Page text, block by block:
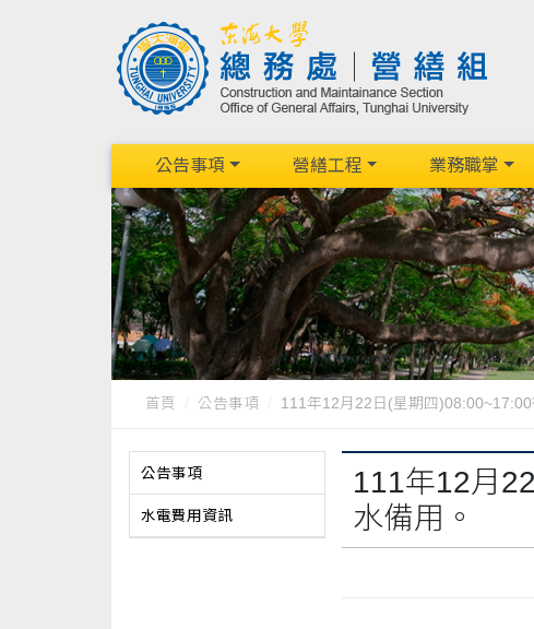
公告事項 營繕工程 業務職掌
首頁 公告事項 111年12月22日(星期四
公告事項
水電費用資訊
111年12月
水備用。